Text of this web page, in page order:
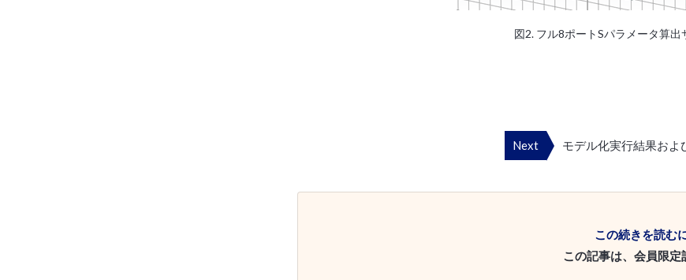
図2. フル8ポートSパラメータ算出
Next モデル化実行結果およ
この続きを読む
この記事は、会員限定